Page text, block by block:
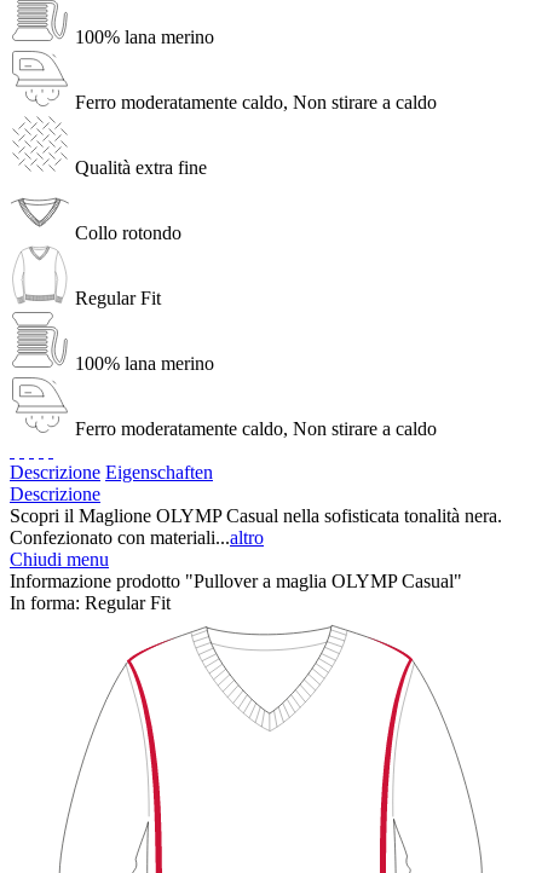
100% lana merino
Ferro moderatamente caldo, Non stirare a caldo
Qualità extra fine
Collo rotondo
Regular Fit
100% lana merino
Ferro moderatamente caldo, Non stirare a caldo
Descrizione Eigenschaften
Descrizione
Scopri il Maglione OLYMP Casual nella sofisticata tonalità nera.
Confezionato con materiali...altro
Chiudi menu
Informazione prodotto "Pullover a maglia OLYMP Casual"
In forma: Regular Fit